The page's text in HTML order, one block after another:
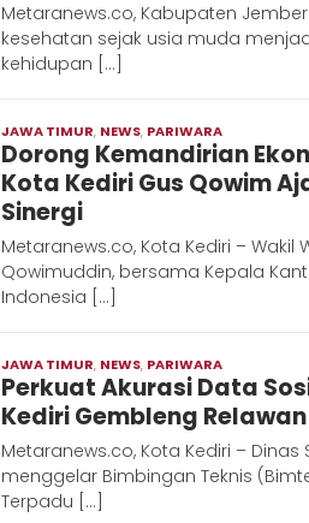
Metaranews.co, Kabupaten
kesehatan sejak usia muda
kehidupan […]
JAWA TIMUR, NEWS, PARIWARA
Hadi
Dorong Kemandirian
Kota Kediri Gus Qowim
Sinergi
Metaranews.co, Kota Kediri – Wakil
Qowimuddin, bersama Kepala
Indonesia […]
JAWA TIMUR, NEWS, PARIWARA
Hadi
Perkuat Akurasi Data
Kediri Gembleng Relawan
Metaranews.co, Kota Kediri – Dinas
menggelar Bimbingan Teknis
Terpadu […]